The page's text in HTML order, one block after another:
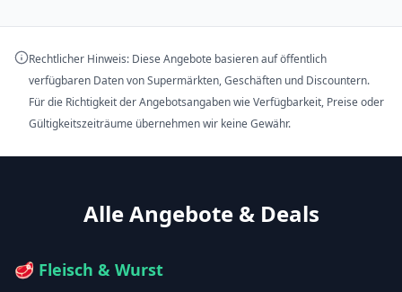
Rechtlicher Hinweis: Diese Angebote basieren auf öffentlich
verfügbaren Daten von Supermärkten, Geschäften und Discountern.
Für die Richtigkeit der Angebotsangaben wie Verfügbarkeit, Preise oder
Gültigkeitszeiträume übernehmen wir keine Gewähr.
Alle Angebote & Deals
🥩 Fleisch & Wurst